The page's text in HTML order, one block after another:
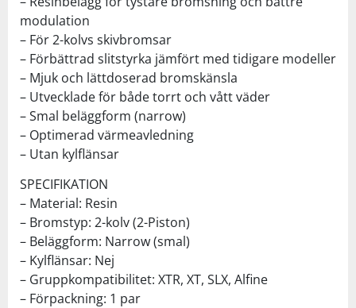
modulation
– För 2-kolvs skivbromsar
– Förbättrad slitstyrka jämfört med tidigare modeller
– Mjuk och lättdoserad bromskänsla
– Utvecklade för både torrt och vått väder
– Smal beläggform (narrow)
– Optimerad värmeavledning
– Utan kylflänsar
SPECIFIKATION
– Material: Resin
– Bromstyp: 2-kolv (2-Piston)
– Beläggform: Narrow (smal)
– Kylflänsar: Nej
– Gruppkompatibilitet: XTR, XT, SLX, Alfine
– Förpackning: 1 par